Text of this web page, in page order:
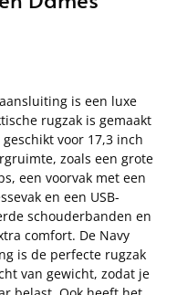
is een luxe
rugzak is gemaakt
voor 17,3 inch
zoals een grote
een voorvak met een
en een USB-
schouderbanden en
comfort. De Navy
is de perfecte rugzak
van gewicht, zodat je